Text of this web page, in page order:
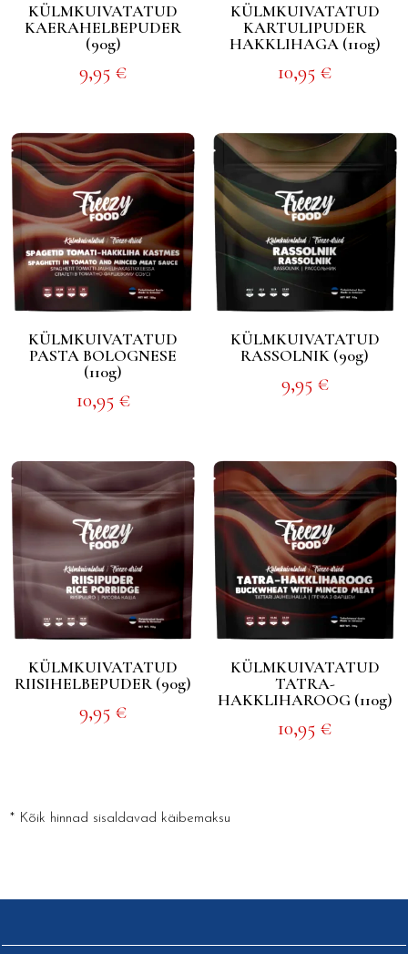
KÜLMKUIVATATUD
KAERAHELBEPUDER
(90g)
9,95 €
KÜLMKUIVATATUD
KARTULIPUDER
HAKKLIHAGA (110g)
10,95 €
KÜLMKUIVATATUD
PASTA BOLOGNESE
(110g)
10,95 €
KÜLMKUIVATATUD
RASSOLNIK (90g)
9,95 €
KÜLMKUIVATATUD
RIISIHELBEPUDER (90g)
9,95 €
KÜLMKUIVATATUD
TATRA-
HAKKLIHAROOG (110g)
10,95 €
* Kõik hinnad sisaldavad käibemaksu